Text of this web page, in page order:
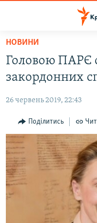
Перейти
основного
матеріалу
Перейти
до
навігації
Перейти
до
пошуку
ВІДЕО ТА ФОТО
ПОЛІТИКА
БЛОГИ
ПОГЛЯД
ІНТЕРВ'Ю
ВСЕ ЗА ДЕНЬ
СПЕЦПРОЕКТИ
ДЕПОРТАЦІЯ
ЯК ОБІЙТИ
НОВИНИ
Головою ПАРЄ
закордонних
26 червень 2019, 22:43
Поділитись